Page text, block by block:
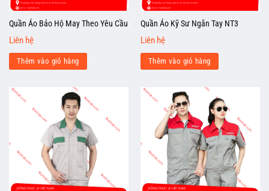
Quần Áo Bảo Hộ May Theo Yêu Cầu
Liên hệ
Thêm vào giỏ hàng
Quần Áo Kỹ Sư Ngắn Tay NT3
Liên hệ
Thêm vào giỏ hàng